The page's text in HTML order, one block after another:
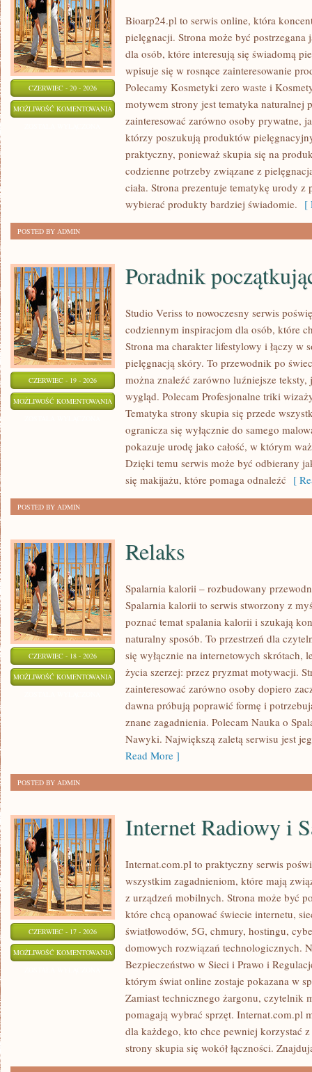
CZERWIEC - 20 - 2026
MOŻLIWOŚĆ KOMENTOWANIA RECENZJE
PORÓWNANIA
Bioarp24.pl to serwis online, która
pielęgnacji. Strona może być postrzegana
dla osób, które interesują się świadomą
wpisuje się w rosnące zainteresowanie
Polecamy Kosmetyki zero waste i
motywem strony jest tematyka naturalnej
zainteresować zarówno osoby prywatne,
którzy poszukują produktów
praktyczny, ponieważ skupia się na
codzienne potrzeby związane z
ciała. Strona prezentuje tematykę urody
wybierać produkty bardziej świadomie. [
POSTED BY ADMIN
CZERWIEC - 19 - 2026
MOŻLIWOŚĆ KOMENTOWANIA PORADNIK
POCZĄTKUJĄCEJ
STYLISTKI
Poradnik
Studio Veriss to nowoczesny serwis
codziennym inspiracjom dla osób, które
Strona ma charakter lifestylowy i łączy w
pielęgnacją skóry. To przewodnik po
można znaleźć zarówno luźniejsze
wygląd. Polecam Profesjonalne triki
Tematyka strony skupia się przede
ogranicza się wyłącznie do samego
pokazuje urodę jako całość, w którym
Dzięki temu serwis może być odbierany
się makijażu, które pomaga odnaleźć [
POSTED BY ADMIN
CZERWIEC - 18 - 2026
MOŻLIWOŚĆ KOMENTOWANIA RELAKS
Relaks
Spalarnia kalorii – rozbudowany
Spalarnia kalorii to serwis stworzony z
poznać temat spalania kalorii i szukają
naturalny sposób. To przestrzeń dla
się wyłącznie na internetowych skrótach,
życia szerzej: przez pryzmat motywacji.
zainteresować zarówno osoby dopiero
dawna próbują poprawić formę i
znane zagadnienia. Polecam Nauka o
Nawyki. Największą zaletą serwisu jest
Read More ]
POSTED BY ADMIN
CZERWIEC - 17 - 2026
MOŻLIWOŚĆ KOMENTOWANIA INTERNET
RADIOWY
SATELITARNY
Internet Radiowy i
Internat.com.pl to praktyczny serwis
wszystkim zagadnieniom, które mają
z urządzeń mobilnych. Strona może być
które chcą opanować świecie internetu,
światłowodów, 5G, chmury, hostingu,
domowych rozwiązań technologicznych.
Bezpieczeństwo w Sieci i Prawo i
którym świat online zostaje pokazana w
Zamiast technicznego żargonu, czytelnik
pomagają wybrać sprzęt. Internat.com.pl
dla każdego, kto chce pewniej korzystać
strony skupia się wokół łączności.